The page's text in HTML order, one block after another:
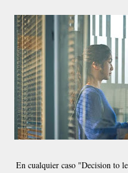
En cualquier caso "Decision to